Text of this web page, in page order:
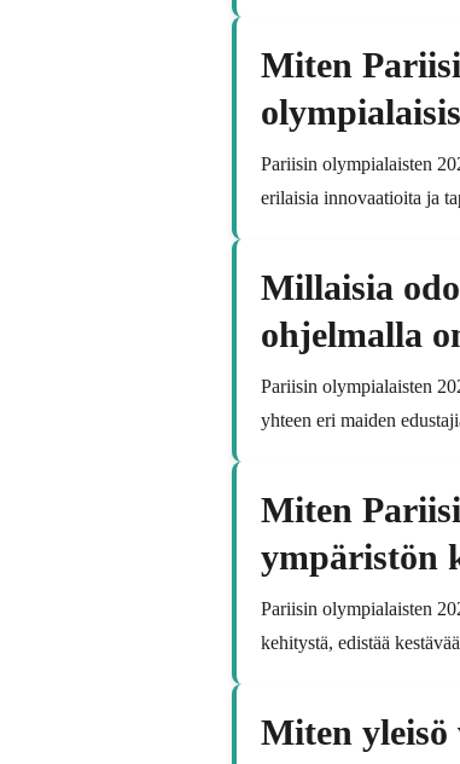
Miten
Pariisin olympialaisten
erilaisia innovaatioita ja
Millaisia
ohjelmalla
Pariisin olympialaisten
yhteen eri maiden
Miten
ympäristön
Pariisin olympialaisten
kehitystä, edistää
Miten yleisö